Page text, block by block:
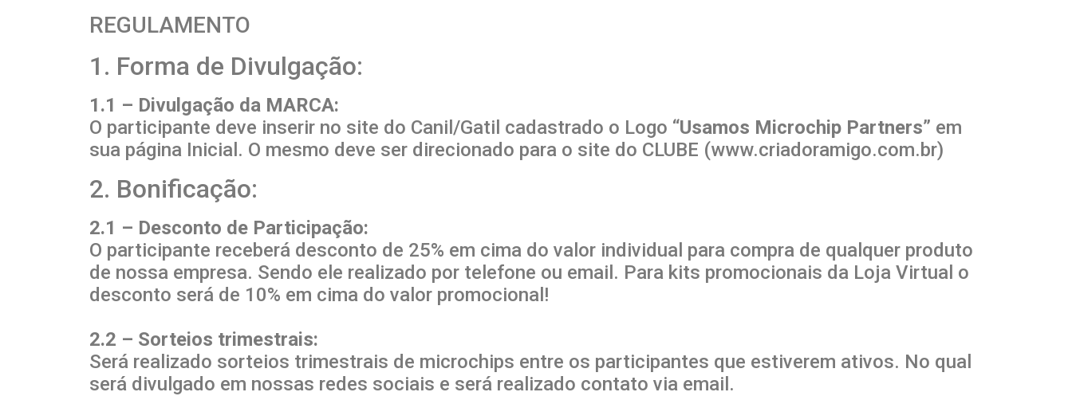
REGULAMENTO
1. Forma de Divulgação:
1.1 – Divulgação da MARCA:
O participante deve inserir no site do Canil/Gatil cadastrado o Logo “Usamos Microchip Partners” em
sua página Inicial. O mesmo deve ser direcionado para o site do CLUBE (www.criadoramigo.com.br)
2. Bonificação:
2.1 – Desconto de Participação:
O participante receberá desconto de 25% em cima do valor individual para compra de qualquer produto
de nossa empresa. Sendo ele realizado por telefone ou email. Para kits promocionais da Loja Virtual o
desconto será de 10% em cima do valor promocional!
2.2 – Sorteios trimestrais:
Será realizado sorteios trimestrais de microchips entre os participantes que estiverem ativos. No qual
será divulgado em nossas redes sociais e será realizado contato via email.